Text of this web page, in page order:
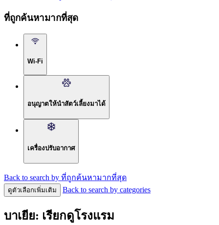
ที่ถูกค้นหามากที่สุด
Wi-Fi
อนุญาตให้นำสัตว์เลี้ยงมาได้
เครื่องปรับอากาศ
Back to search by ที่ถูกค้นหามากที่สุด
ดูตัวเลือกเพิ่มเติม Back to search by categories
บาเยีย: เรียกดูโรงแรม